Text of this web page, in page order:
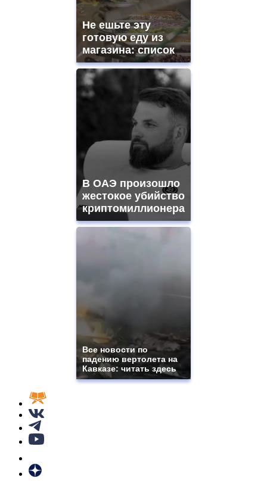
Не ешьте эту
готовую еду из
магазина: список
В ОАЭ произошло
жестокое убийство
криптомиллионера
Все новости по
падению вертолета на
Кавказе: читать здесь